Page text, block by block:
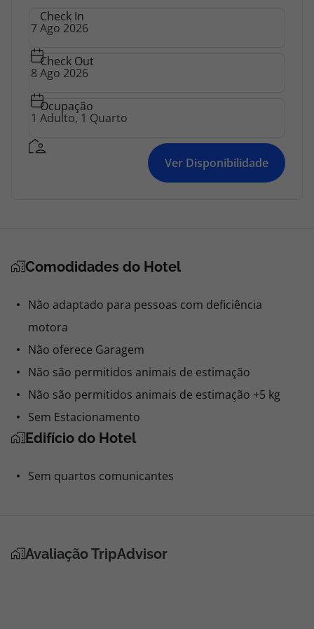
Check In
Check Out
Ocupação
Ver Disponibilidade
Comodidades do Hotel
Não adaptado para pessoas com deficiência
motora
Não oferece Garagem
Não são permitidos animais de estimação
Não são permitidos animais de estimação +5 kg
Sem Estacionamento
Edifício do Hotel
Sem quartos comunicantes
Avaliação TripAdvisor